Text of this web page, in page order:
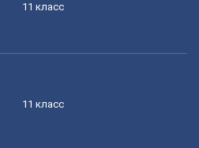
11 класс
11 класс